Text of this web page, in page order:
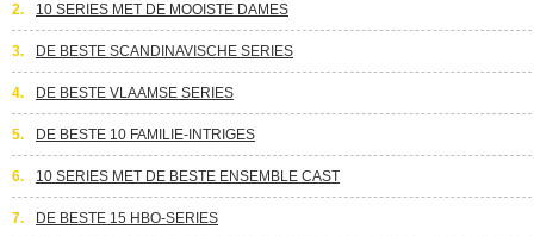
2. 10 SERIES MET DE MOOISTE DAMES
3. DE BESTE SCANDINAVISCHE SERIES
4. DE BESTE VLAAMSE SERIES
5. DE BESTE 10 FAMILIE-INTRIGES
6. 10 SERIES MET DE BESTE ENSEMBLE CAST
7. DE BESTE 15 HBO-SERIES